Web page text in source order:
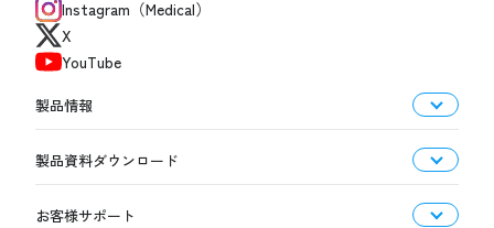
Instagram（Medical）
X
YouTube
製品情報
製品資料ダウンロード
お客様サポート